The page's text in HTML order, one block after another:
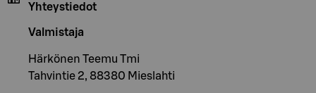
Yhteystiedot
Valmistaja
Härkönen Teemu Tmi
Tahvintie 2, 88380 Mieslahti